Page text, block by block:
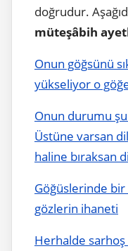
doğrudur.
müteşâbih
Onun göğsünü
yükseliyor o
Onun durumu
Üstüne varsan
haline bıraksan
Göğüslerinde
gözlerin ihaneti
Herhalde